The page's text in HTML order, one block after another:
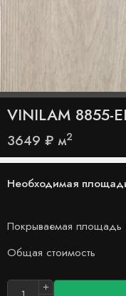
VINILAM 8855-
3649 ₽ м2
Необходимая
Покрываемая площадь
Общая стоимость